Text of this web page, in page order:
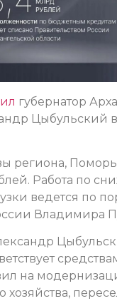
губернатор
Цыбульский
региона,
Работа по
ведется по
Владимира
на
хозяйства,